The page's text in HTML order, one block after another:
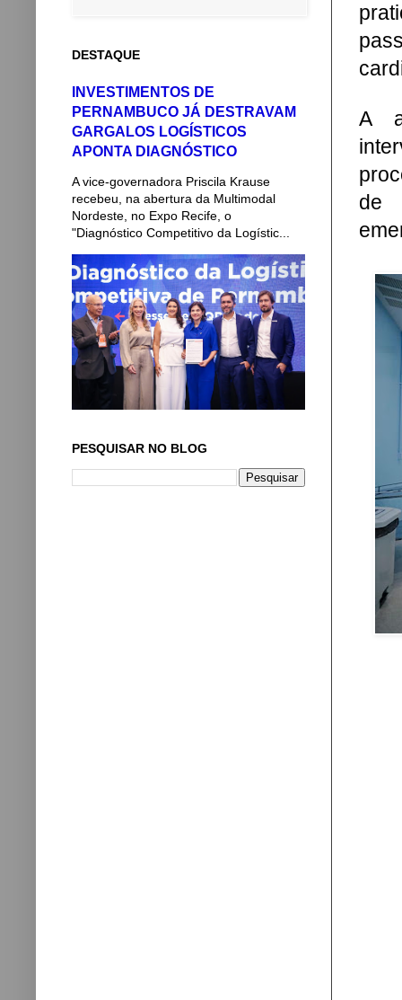
A
de
DESTAQUE
INVESTIMENTOS DE
PERNAMBUCO JÁ DESTRAVAM
GARGALOS LOGÍSTICOS
APONTA DIAGNÓSTICO
A vice-governadora Priscila Krause
recebeu, na abertura da Multimodal
Nordeste, no Expo Recife, o
"Diagnóstico Competitivo da Logístic...
PESQUISAR NO BLOG